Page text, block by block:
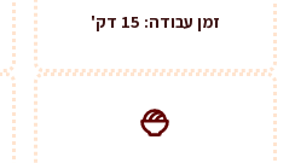
זמן עבודה: 15 דק'